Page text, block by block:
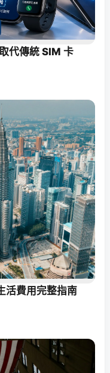
代傳統 SIM 卡
活費用完整指南